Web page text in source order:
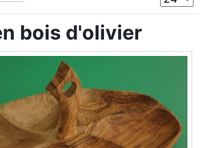
bois d'olivier